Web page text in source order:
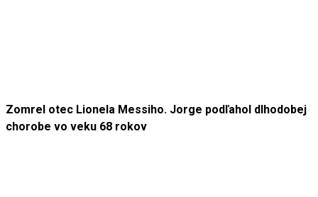
Zomrel otec Lionela Messiho. Jorge podľahol dlhodobej
chorobe vo veku 68 rokov